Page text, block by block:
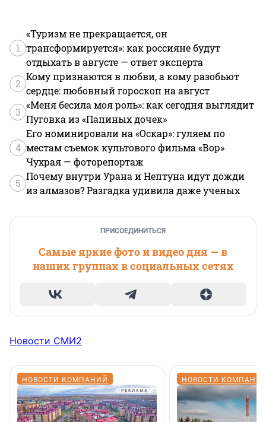
1
«Туризм не прекращается, он
трансформируется»: как россияне будут
отдыхать в августе — ответ эксперта
2
Кому признаются в любви, а кому разобьют
сердце: любовный гороскоп на август
3
«Меня бесила моя роль»: как сегодня выглядит
Пуговка из «Папиных дочек»
4
Его номинировали на «Оскар»: гуляем по
местам съемок культового фильма «Вор»
Чухрая — фоторепортаж
5
Почему внутри Урана и Нептуна идут дожди
из алмазов? Разгадка удивила даже ученых
ПРИСОЕДИНИТЬСЯ
Самые яркие фото и видео дня — в
наших группах в социальных сетях
Новости СМИ2
НОВОСТИ КОМПАНИЙ НОВОСТИ